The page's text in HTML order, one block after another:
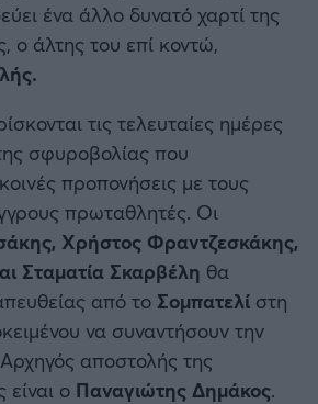
ένα άλλο δυνατό χαρτί της
ο άλτης του επί κοντώ,
τις τελευταίες ημέρες
σφυροβολίας που
προπονήσεις με τους
πρωταθλητές. Οι
Χρήστος Φραντζεσκάκης,
Σταματία Σκαρβέλη θα
από το Σομπατελί στη
να συναντήσουν την
αποστολής της
ο Παναγιώτης Δημάκος.